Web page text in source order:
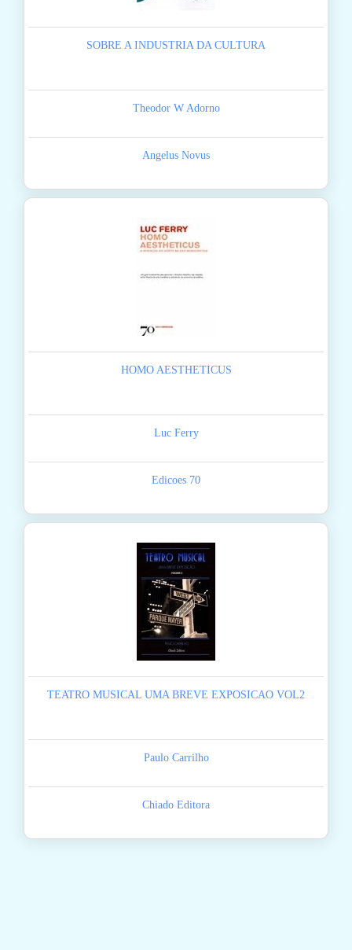
SOBRE A INDUSTRIA DA CULTURA
Theodor W Adorno
Angelus Novus
HOMO AESTHETICUS
Luc Ferry
Edicoes 70
TEATRO MUSICAL UMA BREVE EXPOSICAO VOL2
Paulo Carrilho
Chiado Editora